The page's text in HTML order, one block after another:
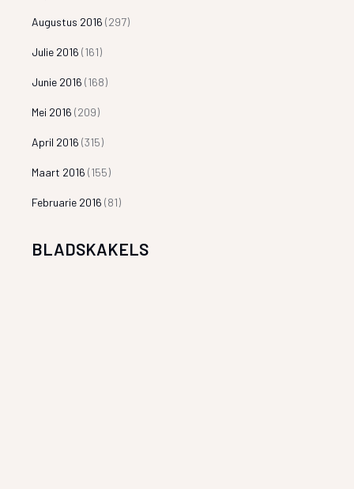
Augustus 2016 (297)
Julie 2016 (161)
Junie 2016 (168)
Mei 2016 (209)
April 2016 (315)
Maart 2016 (155)
Februarie 2016 (81)
BLADSKAKELS